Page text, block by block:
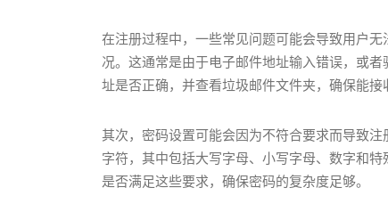
在注册过程中，一些常见问题可能会导致用户
况。这通常是由于电子邮件地址输入错误，或
址是否正确，并查看垃圾邮件文件夹，确保能接
其次，密码设置可能会因为不符合要求而导致
字符，其中包括大写字母、小写字母、数字和
是否满足这些要求，确保密码的复杂度足够。